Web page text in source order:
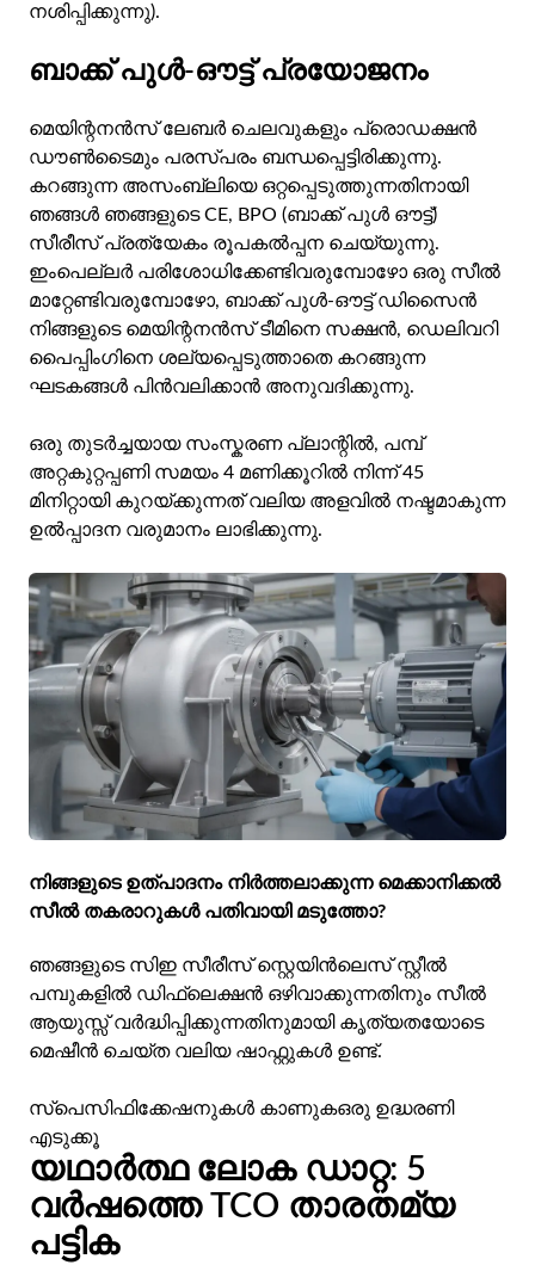
നശിപ്പിക്കുന്നു).
ബാക്ക് പുൾ-ഔട്ട് പ്രയോജനം
മെയിന്റനൻസ് ലേബർ ചെലവുകളും പ്രൊഡക്ഷൻ
ഡൗണ്‍ടൈമും പരസ്പരം ബന്ധപ്പെട്ടിരിക്കുന്നു.
കറങ്ങുന്ന അസംബ്ലിയെ ഒറ്റപ്പെടുത്തുന്നതിനായി
ഞങ്ങൾ ഞങ്ങളുടെ CE, BPO (ബാക്ക് പുൾ ഔട്ട്)
സീരീസ് പ്രത്യേകം രൂപകൽപ്പന ചെയ്യുന്നു.
ഇംപെല്ലർ പരിശോധിക്കേണ്ടിവരുമ്പോഴോ ഒരു സീൽ
മാറ്റേണ്ടിവരുമ്പോഴോ, ബാക്ക് പുൾ-ഔട്ട് ഡിസൈൻ
നിങ്ങളുടെ മെയിന്റനൻസ് ടീമിനെ സക്ഷൻ, ഡെലിവറി
പൈപ്പിംഗിനെ ശല്യപ്പെടുത്താതെ കറങ്ങുന്ന
ഘടകങ്ങൾ പിൻവലിക്കാൻ അനുവദിക്കുന്നു.
ഒരു തുടർച്ചയായ സംസ്കരണ പ്ലാന്റിൽ, പമ്പ്
അറ്റകുറ്റപ്പണി സമയം 4 മണിക്കൂറിൽ നിന്ന് 45
മിനിറ്റായി കുറയ്ക്കുന്നത് വലിയ അളവിൽ നഷ്ടമാകുന്ന
ഉൽപ്പാദന വരുമാനം ലാഭിക്കുന്നു.
നിങ്ങളുടെ ഉത്പാദനം നിർത്തലാക്കുന്ന മെക്കാനിക്കൽ
സീൽ തകരാറുകൾ പതിവായി മടുത്തോ?
ഞങ്ങളുടെ സിഇ സീരീസ് സ്റ്റെയിൻലെസ് സ്റ്റീൽ
പമ്പുകളിൽ ഡിഫ്ലെക്ഷൻ ഒഴിവാക്കുന്നതിനും സീൽ
ആയുസ്സ് വർദ്ധിപ്പിക്കുന്നതിനുമായി കൃത്യതയോടെ
മെഷീൻ ചെയ്ത വലിയ ഷാഫ്റ്റുകൾ ഉണ്ട്.
സ്പെസിഫിക്കേഷനുകൾ കാണുകഒരു ഉദ്ധരണി
എടുക്കൂ
യഥാർത്ഥ ലോക ഡാറ്റ: 5
വർഷത്തെ TCO താരതമ്യ
പട്ടിക